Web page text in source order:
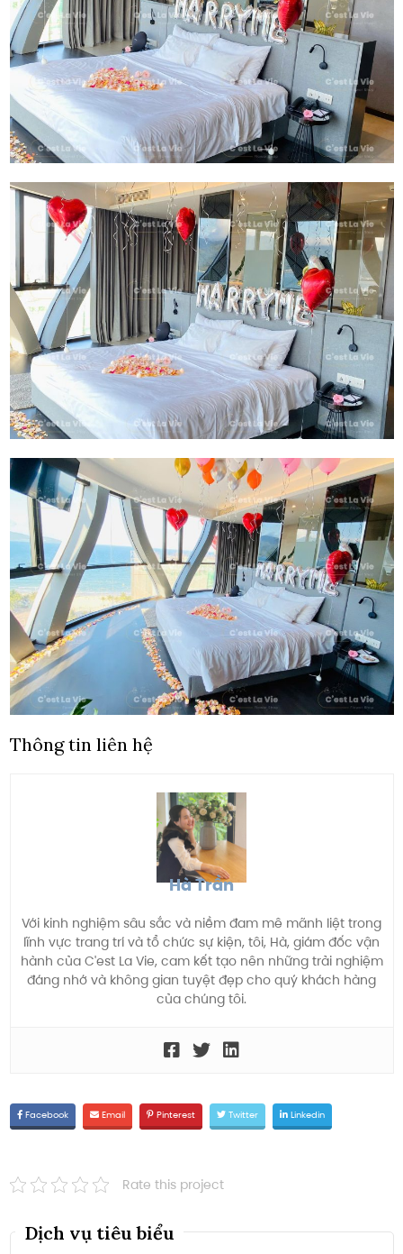
Thông tin liên hệ
Hà Trần
Với kinh nghiệm sâu sắc và niềm đam mê mãnh liệt trong
lĩnh vực trang trí và tổ chức sự kiện, tôi, Hà, giám đốc vận
hành của C'est La Vie, cam kết tạo nên những trải nghiệm
đáng nhớ và không gian tuyệt đẹp cho quý khách hàng
của chúng tôi.
Facebook Email Pinterest Twitter Linkedin
Rate this project
Dịch vụ tiêu biểu